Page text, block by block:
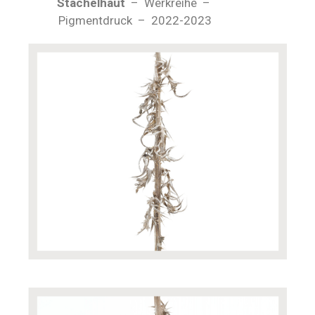
Stachelhaut – Werkreihe –
Pigmentdruck – 2022-2023